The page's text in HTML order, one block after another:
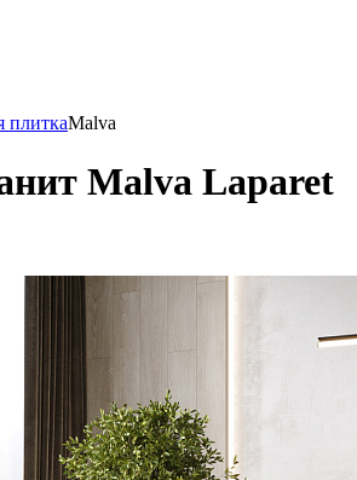
плиткаMalva
Malva Laparet